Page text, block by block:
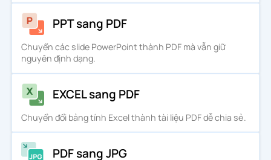
PPT sang PDF
Chuyển các slide PowerPoint thành PDF mà vẫn giữ
nguyên định dạng.
EXCEL sang PDF
Chuyển đổi bảng tính Excel thành tài liệu PDF dễ chia sẻ.
PDF sang JPG